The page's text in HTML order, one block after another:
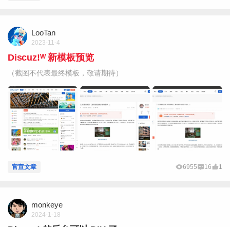
LooTan
2023-11-4
Discuz!ᵂ 新模板预览
（截图不代表最终模板，敬请期待）
官宣文章 6955 16 1
monkeye
2024-1-18